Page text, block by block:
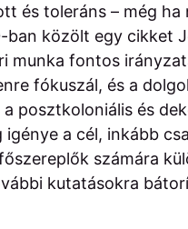
és toleráns – még
közölt egy cikket
munka fontos
fókuszál, és a
posztkoloniális és
igénye a cél, inkább
számára
kutatásokra